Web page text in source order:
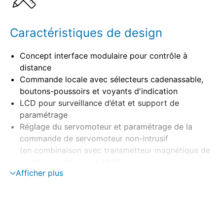
Caractéristiques de design
Concept interface modulaire pour contrôle à
distance
Commande locale avec sélecteurs cadenassable,
boutons-poussoirs et voyants d'indication
LCD pour surveillance d’état et support de
paramétrage
Réglage du servomoteur et paramétrage de la
commande de servomoteur non-intrusif
(en combinaison avec transmetteur magnétique de
Montage déportée sur support mural
Afficher plus